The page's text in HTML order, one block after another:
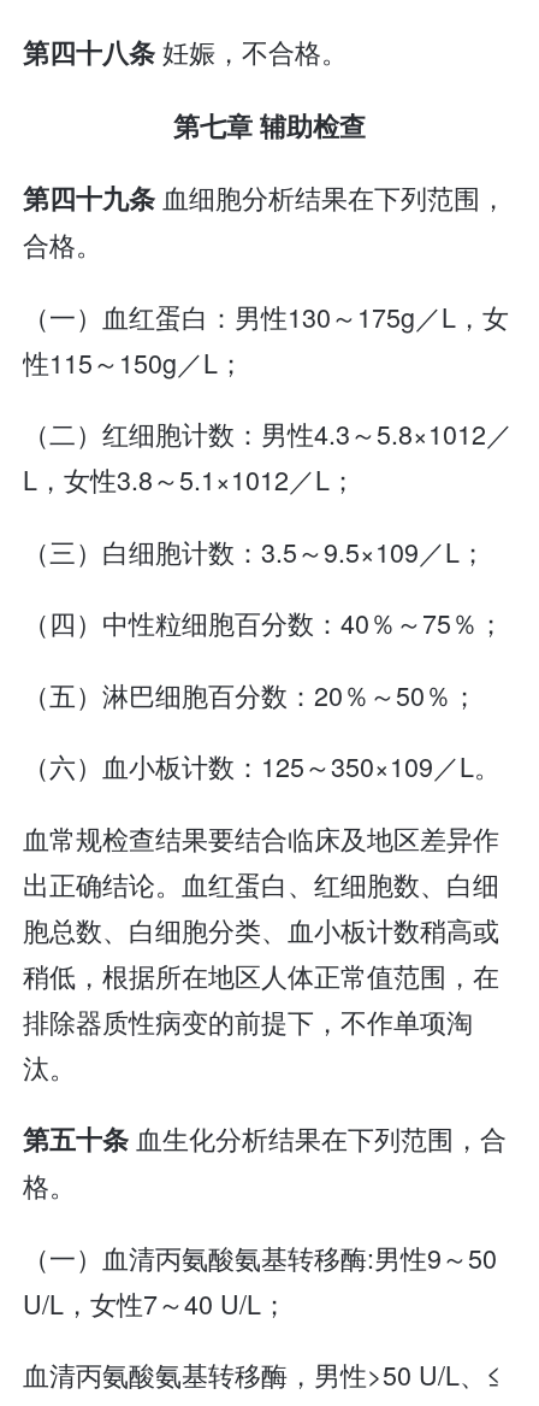
第四十八条妊娠，不合格。
第七章 辅助检查
第四十九条血细胞分析结果在下列范围，
合格。
（一）血红蛋白：男性130～175g／L，女
性115～150g／L；
（二）红细胞计数：男性4.3～5.8×1012／
L，女性3.8～5.1×1012／L；
（三）白细胞计数：3.5～9.5×109／L；
（四）中性粒细胞百分数：40％～75％；
（五）淋巴细胞百分数：20％～50％；
（六）血小板计数：125～350×109／L。
血常规检查结果要结合临床及地区差异作
出正确结论。血红蛋白、红细胞数、白细
胞总数、白细胞分类、血小板计数稍高或
稍低，根据所在地区人体正常值范围，在
排除器质性病变的前提下，不作单项淘
汰。
第五十条血生化分析结果在下列范围，合
格。
（一）血清丙氨酸氨基转移酶:男性9～50
U/L，女性7～40 U/L；
血清丙氨酸氨基转移酶，男性>50 U/L、≤